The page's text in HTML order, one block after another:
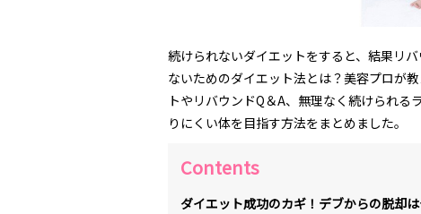
続けられないダイエットをすると、結果リ
ないためのダイエット法とは？美容プロが
トやリバウンドQ＆A、無理なく続けられ
りにくい体を目指す方法をまとめました。
Contents
ダイエット成功のカギ！デブからの脱却